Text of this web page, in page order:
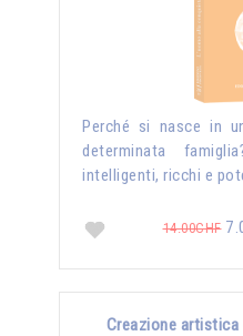
Perché si nasce in
determinata
intelligenti, ricchi e
14.00CHF
Creazione